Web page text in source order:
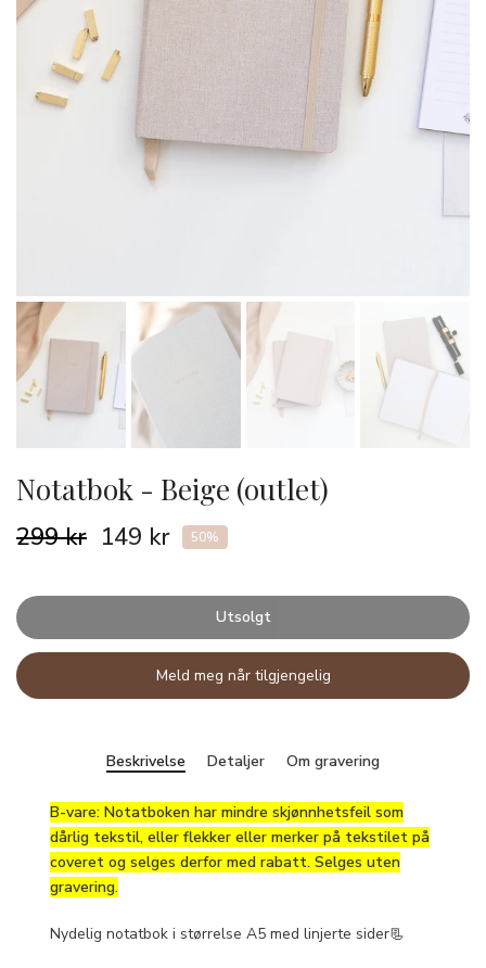
Notatbok - Beige (outlet)
299 kr 149 kr 50%
Utsolgt
Meld meg når tilgjengelig
Beskrivelse Detaljer Om gravering
B-vare: Notatboken har mindre skjønnhetsfeil som
dårlig tekstil, eller flekker eller merker på tekstilet på
coveret og selges derfor med rabatt. Selges uten
gravering.
Nydelig notatbok i størrelse A5 med linjerte sider📃